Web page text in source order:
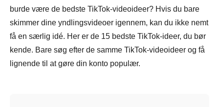
burde være de bedste TikTok-videoideer? Hvis du bare
skimmer dine yndlingsvideoer igennem, kan du ikke nemt
få en særlig idé. Her er de 15 bedste TikTok-ideer, du bør
kende. Bare søg efter de samme TikTok-videoideer og få
lignende til at gøre din konto populær.